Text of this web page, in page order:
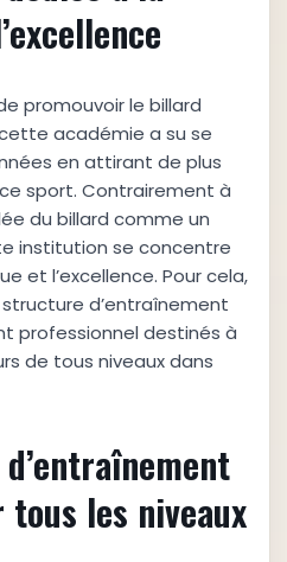
promouvoir le billard
académie a su se
en attirant de plus
sport. Contrairement à
du billard comme un
institution se concentre
et l’excellence. Pour cela,
d’entraînement
professionnel destinés à
de tous niveaux dans
les niveaux